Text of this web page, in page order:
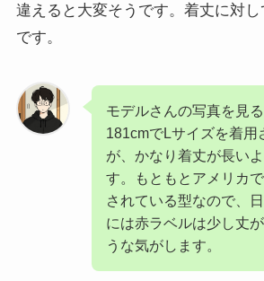
違えると大変そうです。着丈に対し
です。
モデルさんの写真を見
181cmでLサイズを着用
が、かなり着丈が長い
す。もともとアメリカ
されている型なので、
には赤ラベルは少し丈
うな気がします。